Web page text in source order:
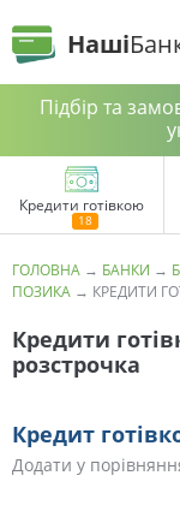
Наші
Підбір та
Кредити готівкою
ГОЛОВНА → БАНКИ →
ПОЗИКА → КРЕДИТИ
Кредити
розстрочка
Кредит
Додати у